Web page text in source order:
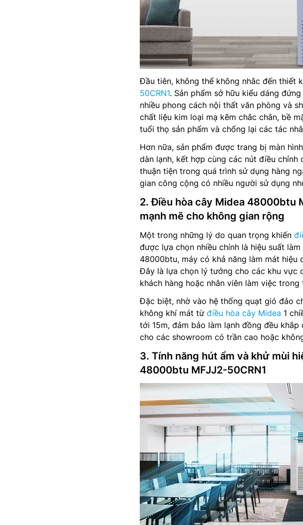
Đầu tiên, không thể không nhắc đến thiết
50CRN1. Sản phẩm sở hữu kiểu dáng
nhiều phong cách nội thất văn phòng và
chất liệu kim loại mạ kẽm chắc chắn, bề
tuổi thọ sản phẩm và chống lại các tác
Hơn nữa, sản phẩm được trang bị màn
dàn lạnh, kết hợp cùng các nút điều
thuận tiện trong quá trình sử dụng hàng
gian công cộng có nhiều người sử dụng
2. Điều hòa cây Midea 48000btu
mạnh mẽ cho không gian rộng
Một trong những lý do quan trọng khiến
được lựa chọn nhiều chính là hiệu suất
48000btu, máy có khả năng làm mát
Đây là lựa chọn lý tưởng cho các khu vực
khách hàng hoặc nhân viên làm việc trong
Đặc biệt, nhờ vào hệ thống quạt gió đảo
không khí mát từ điều hòa cây Midea 1
tới 15m, đảm bảo làm lạnh đồng đều
cho các showroom có trần cao hoặc
3. Tính năng hút ẩm và khử mùi
48000btu MFJJ2-50CRN1